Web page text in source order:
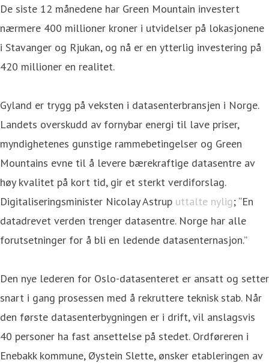
De siste 12 månedene har Green Mountain investert
nærmere 400 millioner kroner i utvidelser på lokasjonene
i Stavanger og Rjukan, og nå er en ytterlig investering på
420 millioner en realitet.
Gyland er trygg på veksten i datasenterbransjen i Norge.
Landets overskudd av fornybar energi til lave priser,
myndighetenes gunstige rammebetingelser og Green
Mountains evne til å levere bærekraftige datasentre av
høy kvalitet på kort tid, gir et sterkt verdiforslag.
Digitaliseringsminister Nicolay Astrup uttalte nylig; “En
datadrevet verden trenger datasentre. Norge har alle
forutsetninger for å bli en ledende datasenternasjon.”
Den nye lederen for Oslo-datasenteret er ansatt og setter
snart i gang prosessen med å rekruttere teknisk stab. Når
den første datasenterbygningen er i drift, vil anslagsvis
40 personer ha fast ansettelse på stedet. Ordføreren i
Enebakk kommune, Øystein Slette, ønsker etableringen av